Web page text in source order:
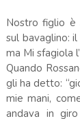
Nostro figlio è
sul bavaglino:
ma Mi sfagiola
Quando
gli ha detto:
mie mani,
andava in